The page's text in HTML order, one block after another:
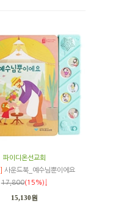
파이디온선교회
사운드북_예수님뿐이에요
17,800(15%)↓
15,130원